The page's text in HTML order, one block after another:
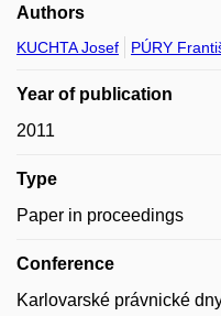
Authors
KUCHTA Josef PÚRY
Year of publication
2011
Type
Paper in proceedings
Conference
Karlovarské právnické